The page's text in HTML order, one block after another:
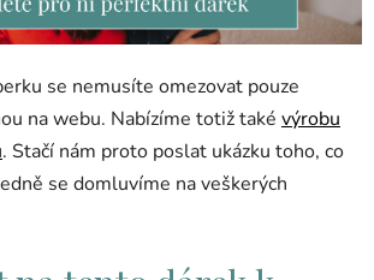
se nemusíte omezovat pouze
na webu. Nabízíme totiž také výrobu
. Stačí nám proto poslat ukázku toho, co
se domluvíme na veškerých